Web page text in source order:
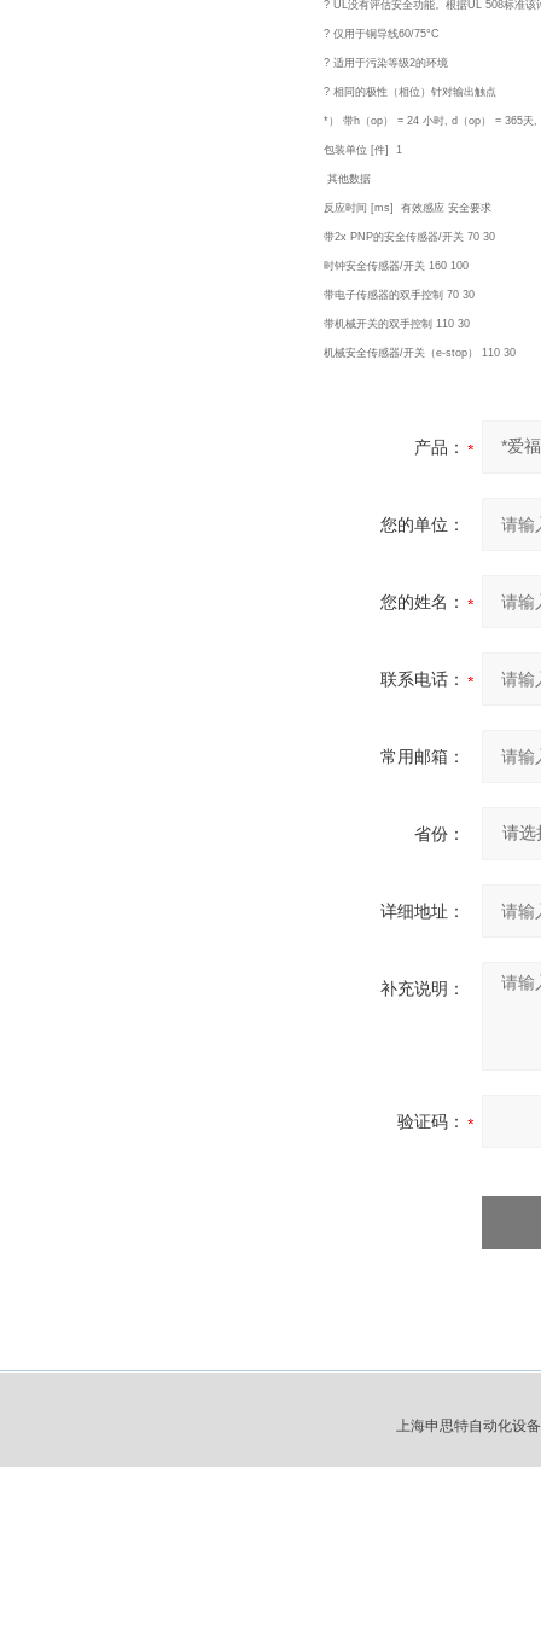
? UL没有评估安全功能。根据UL 508标准该
? 仅用于铜导线60/75°C
? 适用于污染等级2的环境
? 相同的极性（相位）针对输出触点
*） 带h（op） = 24 小时, d（op） = 365天
包装单位 [件] 1
其他数据
反应时间 [ms] 有效感应 安全要求
带2x PNP的安全传感器/开关 70 30
时钟安全传感器/开关 160 100
带电子传感器的双手控制 70 30
带机械开关的双手控制 110 30
机械安全传感器/开关（e-stop） 110 30
产品：
您的单位：
您的姓名：
联系电话：
常用邮箱：
省份：
详细地址：
补充说明：
验证码：
上海申思特自动化设